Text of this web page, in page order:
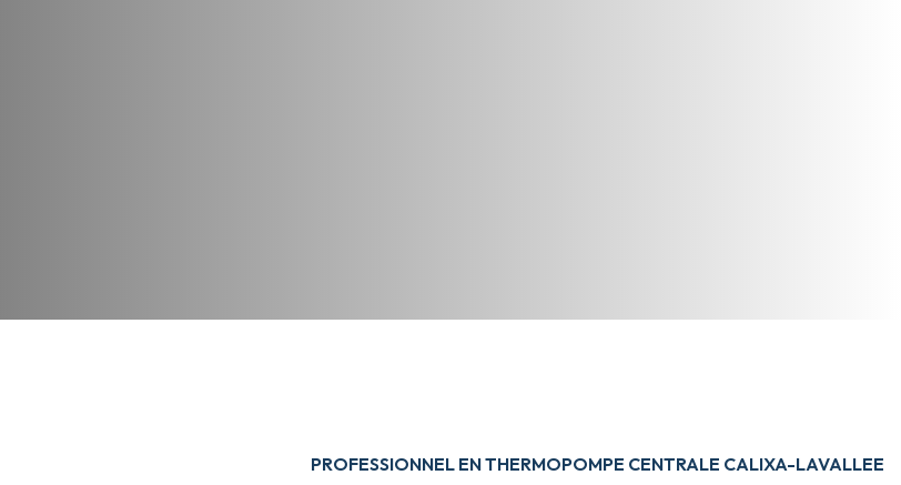
PROFESSIONNEL EN THERMOPOMPE CENTRALE CALIXA-LAVALLEE